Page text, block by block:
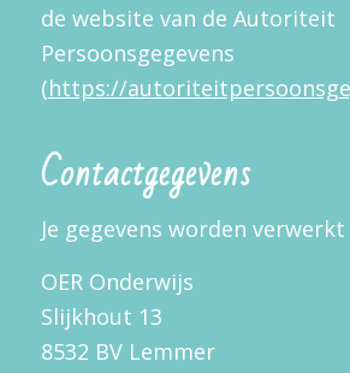
de website van de Autoriteit
Persoonsgegevens
(https://
Contactgegevens
Je gegevens worden
OER Onderwijs
Slijkhout 13
8532 BV Lemmer